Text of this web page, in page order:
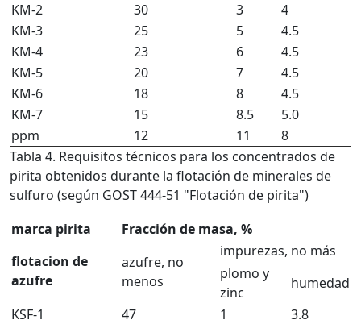
KM-2 30 3
4
KM-3
25 5
4.5
KM-4
23 6
4.5
KM-5
20 7
4.5
KM-6
18 8
4.5
KM-7
15 8.5
5.0
ppm
12 11
8
Tabla 4. Requisitos técnicos para los concentrados de
pirita obtenidos durante la flotación de minerales de
sulfuro (según GOST 444-51 "Flotación de pirita")
marca pirita
flotacion de
azufre
Fracción de masa, %
azufre, no
menos
impurezas, no más
plomo y
zinc
humedad
KSF-1
47 1
3.8